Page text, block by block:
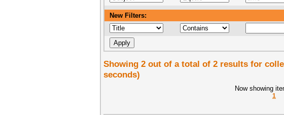
New Filters:
Showing 2 out of a total of 2 results for
seconds)
Now showing
1